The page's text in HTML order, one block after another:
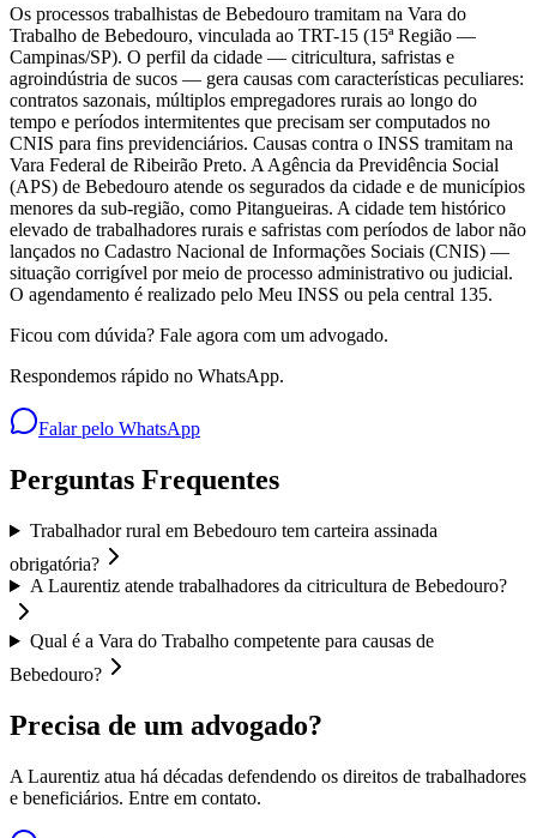
Os processos trabalhistas de Bebedouro tramitam na Vara do
Trabalho de Bebedouro, vinculada ao TRT-15 (15ª Região —
Campinas/SP). O perfil da cidade — citricultura, safristas e
agroindústria de sucos — gera causas com características peculiares:
contratos sazonais, múltiplos empregadores rurais ao longo do
tempo e períodos intermitentes que precisam ser computados no
CNIS para fins previdenciários. Causas contra o INSS tramitam na
Vara Federal de Ribeirão Preto. A Agência da Previdência Social
(APS) de Bebedouro atende os segurados da cidade e de municípios
menores da sub-região, como Pitangueiras. A cidade tem histórico
elevado de trabalhadores rurais e safristas com períodos de labor não
lançados no Cadastro Nacional de Informações Sociais (CNIS) —
situação corrigível por meio de processo administrativo ou judicial.
O agendamento é realizado pelo Meu INSS ou pela central 135.
Ficou com dúvida? Fale agora com um advogado.
Respondemos rápido no WhatsApp.
Falar pelo WhatsApp
Perguntas Frequentes
Trabalhador rural em Bebedouro tem carteira assinada
obrigatória?
A Laurentiz atende trabalhadores da citricultura de Bebedouro?
Qual é a Vara do Trabalho competente para causas de
Bebedouro?
Precisa de um advogado?
A Laurentiz atua há décadas defendendo os direitos de trabalhadores
e beneficiários. Entre em contato.